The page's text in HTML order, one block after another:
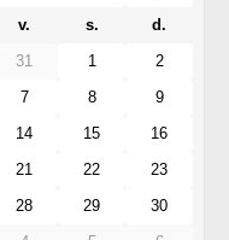
v. s.
d.
31 1
2
7 8
9
14 15
16
21 22
23
28 29
30